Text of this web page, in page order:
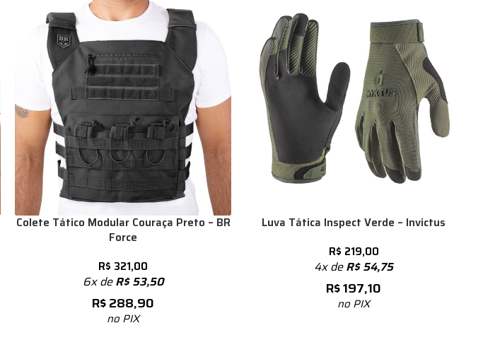
Colete Tático Modular Couraça Preto – BR
Force
R$ 321,00
6x deR$53,50
R$288,90
no PIX
Luva Tática Inspect Verde – Invictus
R$ 219,00
4x deR$54,75
R$197,10
no PIX